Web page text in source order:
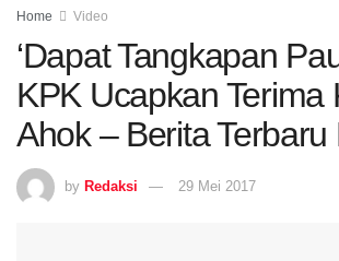
Home Video
‘Dapat Tangkapan
KPK Ucapkan Terima
Ahok – Berita Terbaru
by Redaksi 29 Mei 2017